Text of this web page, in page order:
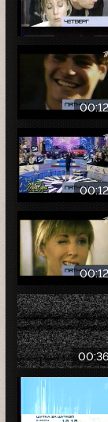
00:12
00:12
00:12
00:36